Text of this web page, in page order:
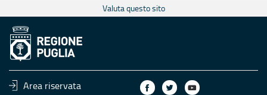
Valuta questo sito
Area riservata